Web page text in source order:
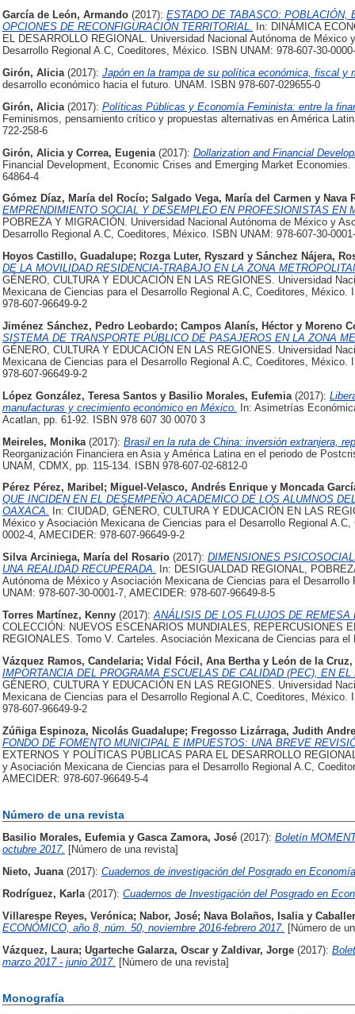
García de León, Armando (2017): ESTADO DE TABASCO: POBLACIÓN,
OPCIONES DE RECONFIGURACIÓN TERRITORIAL.
In: DINÁMICA
EL DESARROLLO REGIONAL. Universidad Nacional Autónoma de
Desarrollo Regional A.C, Coeditores, México. ISBN UNAM: 978-607-30-
Girón, Alicia (2017): Japón en la trampa de su política económica, fiscal y
desarrollo económico hacia el futuro. UNAM. ISBN 978-607-029655-0
Girón, Alicia (2017): Políticas Públicas y Economía Feminista: entre la
Feminismos, pensamiento crítico y propuestas alternativas en América
722-258-6
Girón, Alicia y Correa, Eugenia (2017): Dollarization and Financial
Financial Development, Economic Crises and Emerging Market
64864-4
Gómez Díaz, María del Rocío; Salgado Vega, María del Carmen y Nava
EMPRENDIMIENTO SOCIAL Y DESEMPLEO EN PROFESIONISTAS EN
POBREZA Y MIGRACIÓN. Universidad Nacional Autónoma de México y
Desarrollo Regional A.C, Coeditores, México. ISBN UNAM: 978-607-30-
Hoyos Castillo, Guadalupe; Rozga Luter, Ryszard y Sánchez Nájera,
DE LA MOVILIDAD RESIDENCIA-TRABAJO EN LA ZONA
GÉNERO, CULTURA Y EDUCACIÓN EN LAS REGIONES. Universidad
Mexicana de Ciencias para el Desarrollo Regional A.C, Coeditores, México.
978-607-96649-9-2
Jiménez Sánchez, Pedro Leobardo; Campos Alanís, Héctor y Moreno
SISTEMA DE TRANSPORTE PÚBLICO DE PASAJEROS EN LA ZONA
GÉNERO, CULTURA Y EDUCACIÓN EN LAS REGIONES. Universidad
Mexicana de Ciencias para el Desarrollo Regional A.C, Coeditores, México.
978-607-96649-9-2
López González, Teresa Santos y Basilio Morales, Eufemia (2017):
manufacturas y crecimiento económico en México. In: Asimetrías
Acatlan, pp. 61-92. ISBN 978 607 30 0070 3
Meireles, Monika (2017): Brasil en la ruta de China: inversión extranjera,
Reorganización Financiera en Asia y América Latina en el periodo de
UNAM, CDMX, pp. 115-134. ISBN 978-607-02-6812-0
Pérez Pérez, Maribel ; Miguel-Velasco, Andrés Enrique y Moncada
QUE INCIDEN EN EL DESEMPEÑO ACADEMICO DE LOS ALUMNOS
OAXACA.
In: CIUDAD, GÉNERO, CULTURA Y EDUCACIÓN EN LAS
México y Asociación Mexicana de Ciencias para el Desarrollo Regional
0002-4, AMECIDER: 978-607-96649-9-2
Silva Arciniega, María del Rosario (2017): DIMENSIONES
UNA REALIDAD RECUPERADA.
In: DESIGUALDAD REGIONAL,
Autónoma de México y Asociación Mexicana de Ciencias para el
UNAM: 978-607-30-0001-7, AMECIDER: 978-607-96649-8-5
Torres Martínez, Kenny (2017): ANÁLISIS DE LOS FLUJOS DE
COLECCIÓN: NUEVOS ESCENARIOS MUNDIALES, REPERCUSIONES
REGIONALES. Tomo V. Carteles. Asociación Mexicana de Ciencias para
Vázquez Ramos, Candelaria; Vidal Fócil, Ana Bertha y León de la
IMPORTANCIA DEL PROGRAMA ESCUELAS DE CALIDAD (PEC), EN
GÉNERO, CULTURA Y EDUCACIÓN EN LAS REGIONES. Universidad
Mexicana de Ciencias para el Desarrollo Regional A.C, Coeditores, México.
978-607-96649-9-2
Zúñiga Espinoza, Nicolás Guadalupe; Fregosso Lizárraga, Judith
FONDO DE FOMENTO MUNICIPAL E IMPUESTOS: UNA BREVE
EXTERNOS Y POLÍTICAS PÚBLICAS PARA EL DESARROLLO
y Asociación Mexicana de Ciencias para el Desarrollo Regional A.C,
AMECIDER: 978-607-96649-5-4
Número de una revista
Basilio Morales, Eufemiay Gasca Zamora, José (2017): Boletín
octubre 2017. [Número de una revista]
Nieto, Juana (2017): Cuadernos de investigación del Posgrado en
Rodríguez, Karla (2017): Cuadernos de Investigación del Posgrado en
Villarespe Reyes, Verónica; Nabor, José; Nava Bolaños, Isalia y
ECONÓMICO, año 8, núm. 50, noviembre 2016-febrero 2017. [Número de
Vázquez, Laura; Ugarteche Galarza, Oscar y Zaldivar, Jorge (2017):
marzo 2017 - junio 2017. [Número de una revista]
Monografía